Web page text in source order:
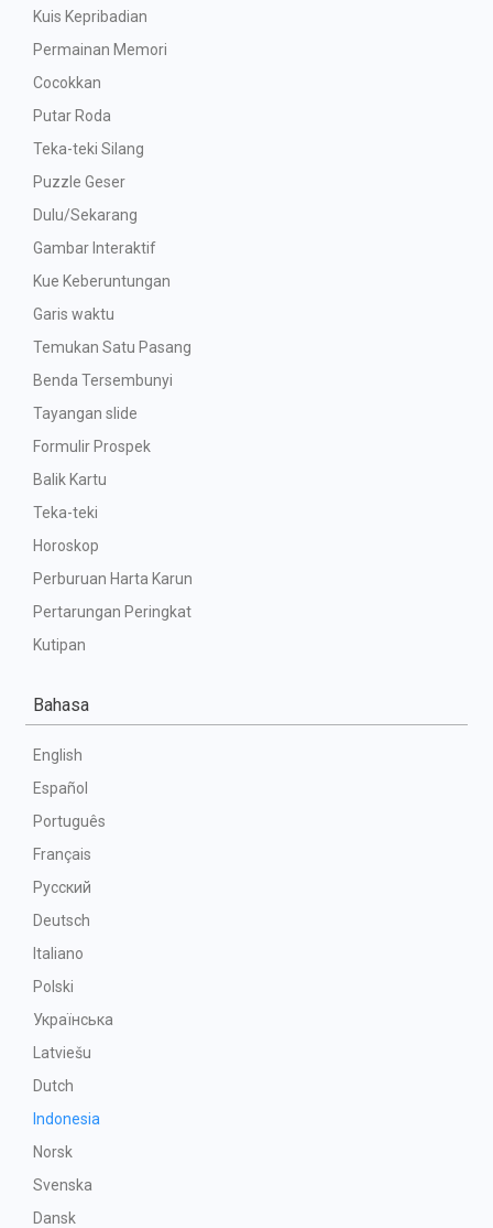
Kuis Kepribadian
Permainan Memori
Cocokkan
Putar Roda
Teka-teki Silang
Puzzle Geser
Dulu/Sekarang
Gambar Interaktif
Kue Keberuntungan
Garis waktu
Temukan Satu Pasang
Benda Tersembunyi
Tayangan slide
Formulir Prospek
Balik Kartu
Teka-teki
Horoskop
Perburuan Harta Karun
Pertarungan Peringkat
Kutipan
Bahasa
English
Español
Português
Français
Русский
Deutsch
Italiano
Polski
Українська
Latviešu
Dutch
Indonesia
Norsk
Svenska
Dansk